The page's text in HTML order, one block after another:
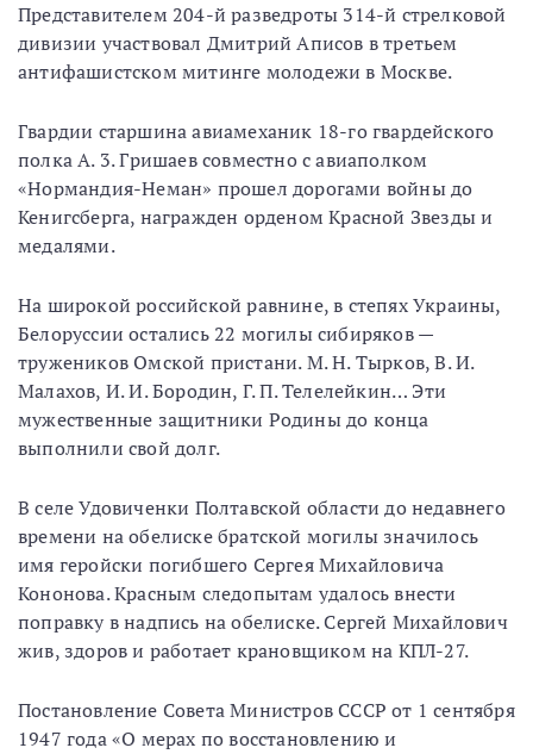
Представителем 204-й разведроты 314-й стрелковой
дивизии участвовал Дмитрий Аписов в третьем
антифашистском митинге молодежи в Москве.
Гвардии старшина авиамеханик 18-го гвардейского
полка А. 3. Гришаев совместно с авиаполком
«Нормандия-Неман» прошел дорогами войны до
Кенигсберга, награжден орденом Красной Звезды и
медалями.
На широкой российской равнине, в степях Украины,
Белоруссии остались 22 могилы сибиряков —
тружеников Омской пристани. М. Н. Тырков, В. И.
Малахов, И. И. Бородин, Г. П. Телелейкин… Эти
мужественные защитники Родины до конца
выполнили свой долг.
В селе Удовиченки Полтавской области до недавнего
времени на обелиске братской могилы значилось
имя геройски погибшего Сергея Михайловича
Кононова. Красным следопытам удалось внести
поправку в надпись на обелиске. Сергей Михайлович
жив, здоров и работает крановщиком на КПЛ-27.
Постановление Совета Министров СССР от 1 сентября
1947 года «О мерах по восстановлению и